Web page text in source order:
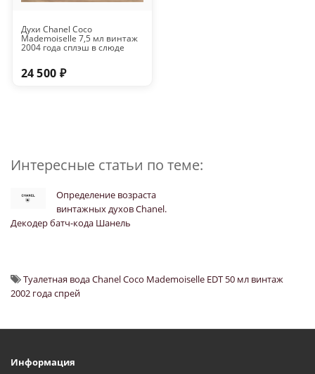
Духи Chanel Coco
Mademoiselle 7,5 мл винтаж
2004 года сплэш в слюде
24 500 ₽
Интересные статьи по теме:
Определение возраста
винтажных духов Chanel.
Декодер батч-кода Шанель
Туалетная вода Chanel Coco Mademoiselle EDT 50 мл винтаж
2002 года спрей
Информация